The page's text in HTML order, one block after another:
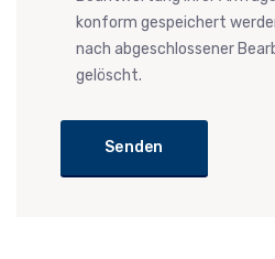
konform gespeichert
nach abgeschlossener
gelöscht.